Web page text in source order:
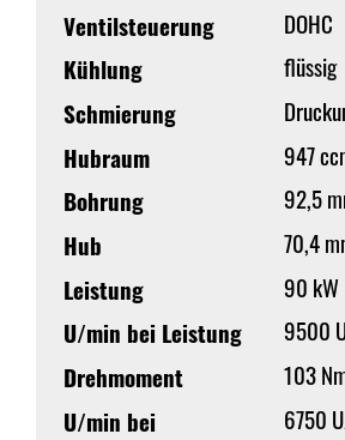
Ventilsteuerung
DOHC
Kühlung
flüssig
Schmierung
Hubraum
947
Bohrung
92,5
Hub
70,4
Leistung
90 kW
U/min bei Leistung
9500
Drehmoment
103
U/min bei
6750